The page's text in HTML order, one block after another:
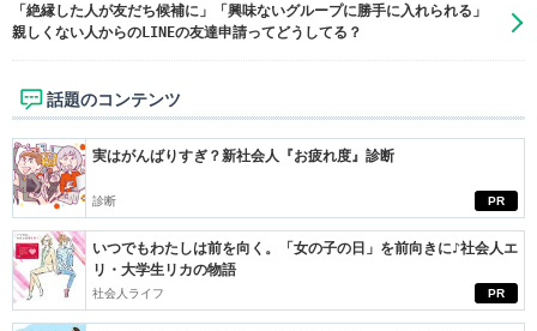
「絶縁した人が友だち候補に」「興味ないグループに勝手に入れられる」
親しくない人からのLINEの友達申請ってどうしてる？
話題のコンテンツ
PR
実はがんばりすぎ？新社会人『お疲れ度』診断
診断
PR
いつでもわたしは前を向く。「女の子の日」を前向きに♪社会人エ
リ・大学生リカの物語
社会人ライフ